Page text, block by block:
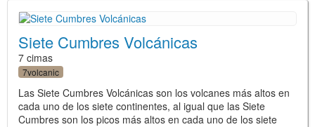
Siete Cumbres Volcánicas
7 cimas
7volcanic
Las Siete Cumbres Volcánicas son los volcanes más altos en
cada uno de los siete continentes, al igual que las Siete
Cumbres son los picos más altos en cada uno de los siete